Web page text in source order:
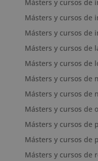
Másters y cursos de
Másters y cursos de
Másters y cursos de
Másters y cursos de
Másters y cursos de
Másters y cursos de
Másters y cursos de
Másters y cursos de
Másters y cursos de
Másters y cursos de
Másters y cursos de